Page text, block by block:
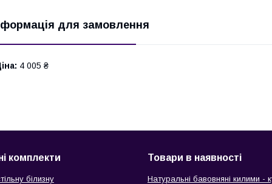
для замовлення
4 005 ₴
комплекти
білизну
Товари в наявності
Натуральні бавовняні килими -